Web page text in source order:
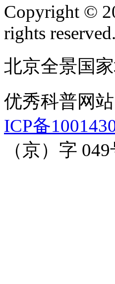
Copyright ©
rights reserved.
北京全景国
优秀科普网站
ICP备
（京）字